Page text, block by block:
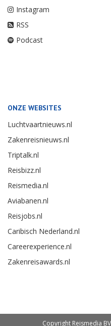
Instagram
RSS
Podcast
ONZE WEBSITES
Luchtvaartnieuws.nl
Zakenreisnieuws.nl
Triptalk.nl
Reisbizz.nl
Reismedia.nl
Aviabanen.nl
Reisjobs.nl
Caribisch Nederland.nl
Careerexperience.nl
Zakenreisawards.nl
Copyright Reismedia